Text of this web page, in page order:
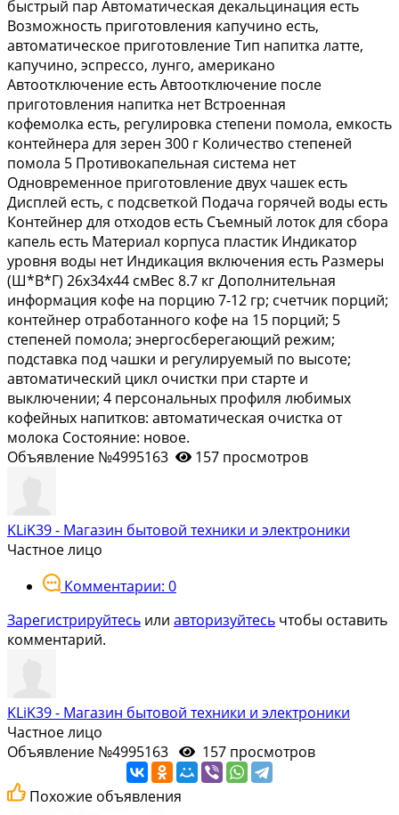
быстрый пар Автоматическая декальцинация есть
Возможность приготовления капучино есть,
автоматическое приготовление Тип напитка латте,
капучино, эспрессо, лунго, американо
Автоотключение есть Автоотключение после
приготовления напитка нет Встроенная
кофемолка есть, регулировка степени помола, емкость
контейнера для зерен 300 г Количество степеней
помола 5 Противокапельная система нет
Одновременное приготовление двух чашек есть
Дисплей есть, с подсветкой Подача горячей воды есть
Контейнер для отходов есть Съемный лоток для сбора
капель есть Материал корпуса пластик Индикатор
уровня воды нет Индикация включения есть Размеры
(Ш*В*Г) 26х34х44 смВес 8.7 кг Дополнительная
информация кофе на порцию 7-12 гр; счетчик порций;
контейнер отработанного кофе на 15 порций; 5
степеней помола; энергосберегающий режим;
подставка под чашки и регулируемый по высоте;
автоматический цикл очистки при старте и
выключении; 4 персональных профиля любимых
кофейных напитков: автоматическая очистка от
молока Состояние: новое.
Объявление №4995163
157 просмотров
KLiK39 - Магазин бытовой техники и электроники
Частное лицо
Комментарии: 0
Зарегистрируйтесь или авторизуйтесь чтобы оставить
комментарий.
KLiK39 - Магазин бытовой техники и электроники
Частное лицо
Объявление №4995163
157 просмотров
Похожие объявления